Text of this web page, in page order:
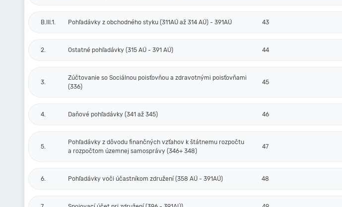
B.III.1. Pohľadávky z obchodného styku (311AÚ až 314 AÚ) - 391AÚ 43
2. Ostatné pohľadávky (315 AÚ - 391 AÚ) 44
3.
Zúčtovanie so Sociálnou poisťovňou a zdravotnými poisťovňami
(336)
45
4. Daňové pohľadávky (341 až 345) 46
5.
Pohľadávky z dôvodu finančných vzťahov k štátnemu rozpočtu
a rozpočtom územnej samosprávy (346+ 348)
47
6. Pohľadávky voči účastníkom združení (358 AÚ - 391AÚ) 48